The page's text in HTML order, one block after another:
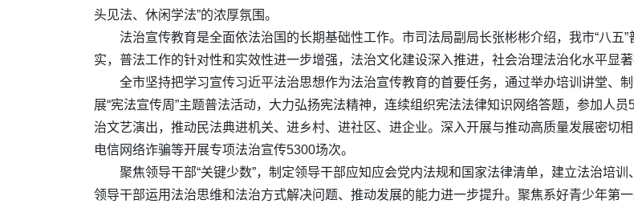
头见法、休闲学法”的浓厚氛围。
法治宣传教育是全面依法治国的长期基础性工作。市司法局副局长张彬彬介绍，我市“八五
实，普法工作的针对性和实效性进一步增强，法治文化建设深入推进，社会治理法治化水平显著
全市坚持把学习宣传习近平法治思想作为法治宣传教育的首要任务，通过举办培训讲堂、
展“宪法宣传周”主题普法活动，大力弘扬宪法精神，连续组织宪法法律知识网络答题，参加人
治文艺演出，推动民法典进机关、进乡村、进社区、进企业。深入开展与推动高质量发展密切
电信网络诈骗等开展专项法治宣传5300场次。
聚焦领导干部“关键少数”，制定领导干部应知应会党内法规和国家法律清单，建立法治培
领导干部运用法治思维和法治方式解决问题、推动发展的能力进一步提升。聚焦系好青少年第